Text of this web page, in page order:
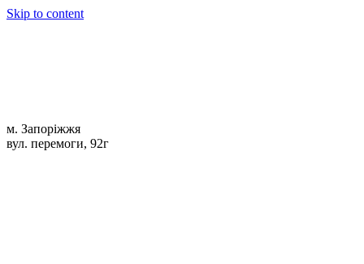
Skip to content
м. Запоріжжя
вул. перемоги, 92г